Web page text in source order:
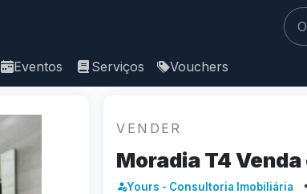
Eventos Serviços Vouchers
VENDER
Moradia T4
Yours - Consultoria Imobiliária